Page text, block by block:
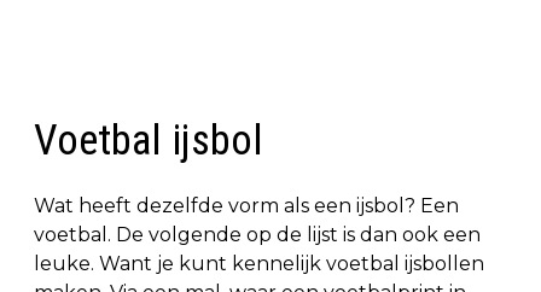
Voetbal ijsbol
Wat heeft dezelfde vorm als een ijsbol? Een
voetbal. De volgende op de lijst is dan ook een
leuke. Want je kunt kennelijk voetbal ijsbollen